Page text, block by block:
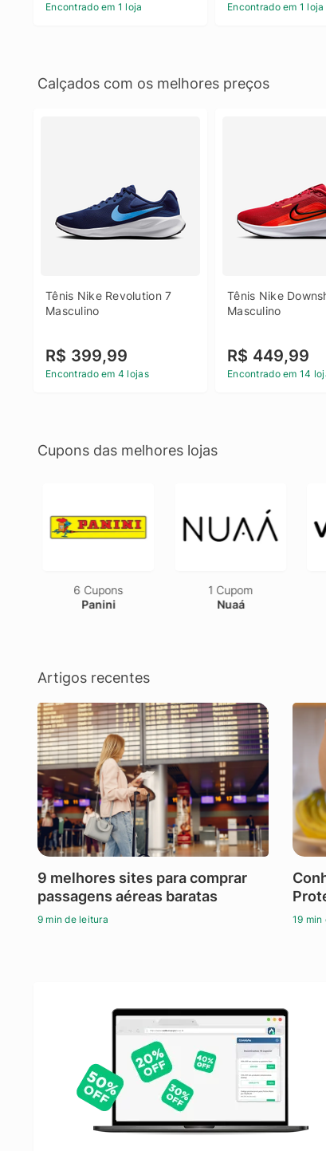
Encontrado em 1 loja Encontrado em 1 loja
Calçados com os melhores preços
Tênis Nike Revolution 7
Masculino
R$ 399,99
Encontrado em 4 lojas
Tênis Nike
Masculino
R$ 449,99
Encontrado em 14
Cupons das melhores lojas
6 Cupons
Panini
1 Cupom
Nuaá
Artigos recentes
9 melhores sites para comprar
passagens aéreas baratas
9 min de leitura 19 min